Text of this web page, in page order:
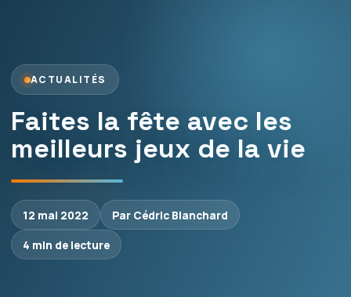
ACTUALITÉS
Faites la fête avec les
meilleurs jeux de la vie
12 mai 2022
Par Cédric Blanchard
4 min de lecture